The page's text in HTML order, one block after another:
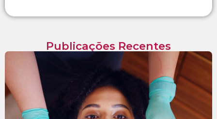
Publicações Recentes